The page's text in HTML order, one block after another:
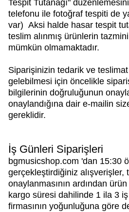
Tespit Tutanağı"
telefonu ile fotoğraf tespiti de
var) Aksi halde hasar tespit
teslim alınmış ürünlerin
mümkün olmamaktadır.
Siparişinizin tedarik ve teslimat
gelebilmesi için öncelikle
bilgilerinin doğruluğunun
onaylandığına dair e-mailin
gereklidir.
İş Günleri Siparişleri
bgmusicshop.com 'dan 15:30
gerçekleştirdiğiniz alışverişler,
onaylanmasının ardından
kargo süresi dahilinde 1 ila 3
firmasının yoğunluğuna göre